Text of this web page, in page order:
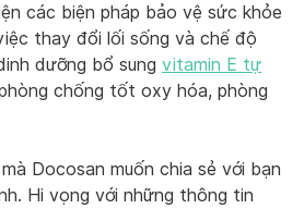
các biện pháp bảo vệ sức khỏe
thay đổi lối sống và chế độ
dưỡng bổ sung vitamin E tự
chống tốt oxy hóa, phòng
Docosan muốn chia sẻ với bạn
Hi vọng với những thông tin